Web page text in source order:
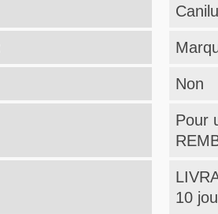
Non
Pour
10